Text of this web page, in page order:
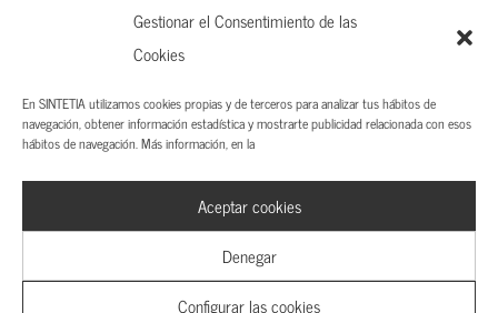
Gestionar el Consentimiento de las
Cookies
En SINTETIA utilizamos cookies propias y de terceros para analizar tus hábitos de
navegación, obtener información estadística y mostrarte publicidad relacionada con esos
hábitos de navegación. Más información, en la
Aceptar cookies
Denegar
Configurar las cookies
Holaluz: para bien o para mal, el storytelling
Aviso legal y Términos de uso
Política de privacidad
Cookies